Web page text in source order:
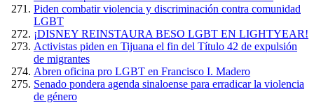
Piden combatir violencia y discriminación contra comunidad
LGBT
¡DISNEY REINSTAURA BESO LGBT EN LIGHTYEAR!
Activistas piden en Tijuana el fin del Título 42 de expulsión
de migrantes
Abren oficina pro LGBT en Francisco I. Madero
Senado pondera agenda sinaloense para erradicar la violencia
de género